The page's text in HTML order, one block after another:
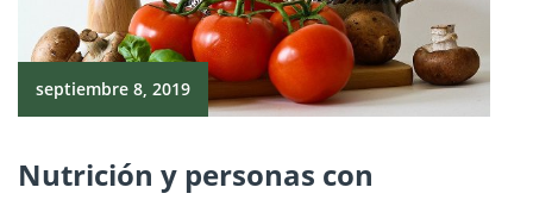
septiembre 8, 2019
Nutrición y personas con